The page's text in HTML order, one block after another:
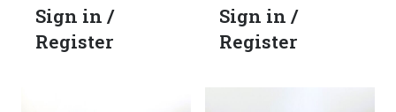
Sign in /
Register
Sign in /
Register